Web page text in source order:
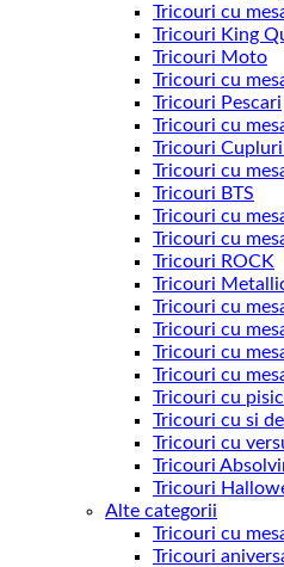
Tricouri cu
Tricouri King
Tricouri Moto
Tricouri cu
Tricouri Pescari
Tricouri cu
Tricouri
Tricouri cu
Tricouri BTS
Tricouri cu
Tricouri cu
Tricouri ROCK
Tricouri
Tricouri cu
Tricouri cu
Tricouri cu
Tricouri cu
Tricouri cu
Tricouri cu si
Tricouri cu
Tricouri
Tricouri
Alte categorii
Tricouri cu
Tricouri